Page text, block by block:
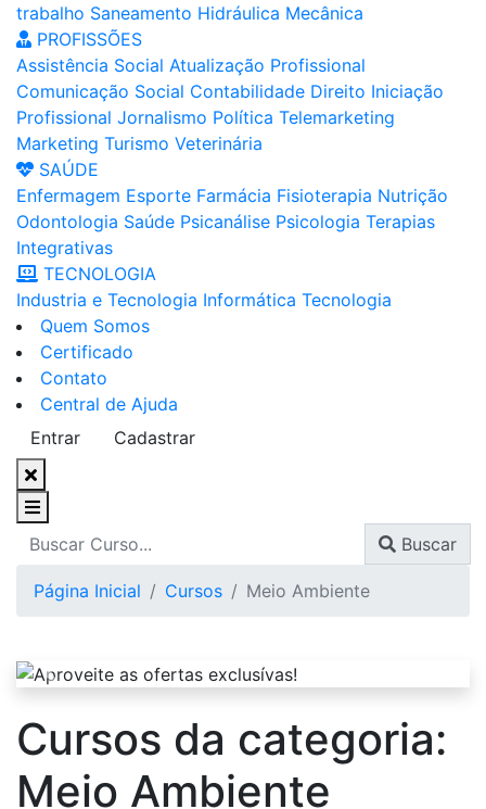
trabalho Saneamento Hidráulica Mecânica
PROFISSÕES
Assistência Social Atualização Profissional
Comunicação Social Contabilidade Direito Iniciação
Profissional Jornalismo Política Telemarketing
Marketing Turismo Veterinária
SAÚDE
Enfermagem Esporte Farmácia Fisioterapia Nutrição
Odontologia Saúde Psicanálise Psicologia Terapias
Integrativas
TECNOLOGIA
Industria e Tecnologia Informática Tecnologia
Quem Somos
Certificado
Contato
Central de Ajuda
Entrar
Cadastrar
Buscar
Página Inicial Cursos Meio Ambiente
Cursos da categoria:
Meio Ambiente